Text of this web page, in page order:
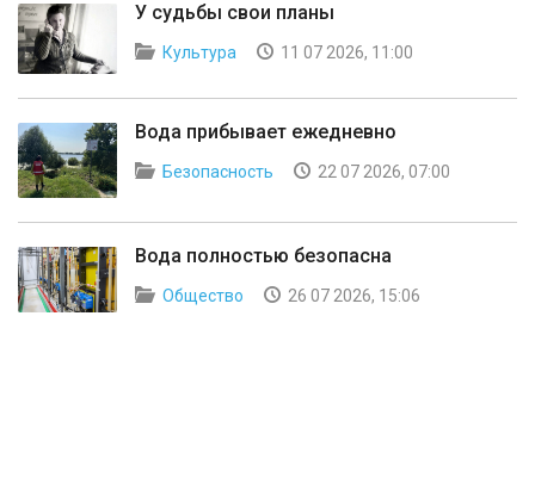
У судьбы свои планы
Культура 11 07 2026, 11:00
Вода прибывает ежедневно
Безопасность 22 07 2026, 07:00
Вода полностью безопасна
Общество 26 07 2026, 15:06